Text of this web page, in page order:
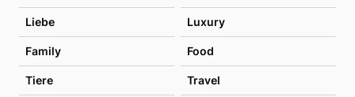
Liebe Luxury
Family Food
Tiere Travel